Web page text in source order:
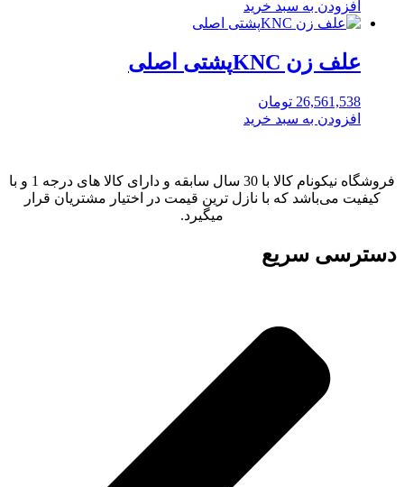
افزودن به سبد خرید
علف زن KNCپشتی اصلی
26,561,538 تومان
افزودن به سبد خرید
فروشگاه نیکونام کالا با 30 سال سابقه و دارای کالا های درجه 1 و با
کیفیت می‌باشد که با نازل ترین قیمت در اختیار مشتریان قرار
میگیرد.
دسترسی سریع